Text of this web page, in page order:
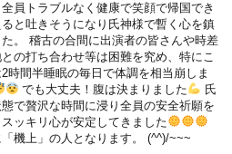
員トラブルなく健康で笑顔で帰国でき
と吐きそうになり氏神様で暫く心を鎮
。 稽古の合間に出演者の皆さんや時差
の打ち合わせ等は困難を究め、特にこ
時間半睡眠の毎日で体調を相当崩しま
でも大丈夫！腹は決まりました
氏
で贅沢な時間に浸り全員の安全祈願を
ッキリ心が安定してきました
「機上」の人となります。 (^^)/~~~